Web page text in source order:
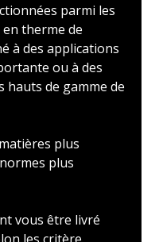
parmi les
therme de
à des applications
ou à des
hauts de gamme de
plus
plus
vous être livré